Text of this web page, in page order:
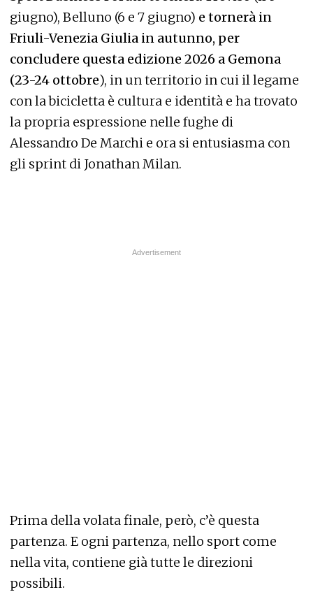
giugno), Belluno (6 e 7 giugno) e tornerà in
Friuli-Venezia Giulia in autunno, per
concludere questa edizione 2026 a Gemona
(23-24 ottobre), in un territorio in cui il legame
con la bicicletta è cultura e identità e ha trovato
la propria espressione nelle fughe di
Alessandro De Marchi e ora si entusiasma con
gli sprint di Jonathan Milan.
Prima della volata finale, però, c’è questa
partenza. E ogni partenza, nello sport come
nella vita, contiene già tutte le direzioni
possibili.